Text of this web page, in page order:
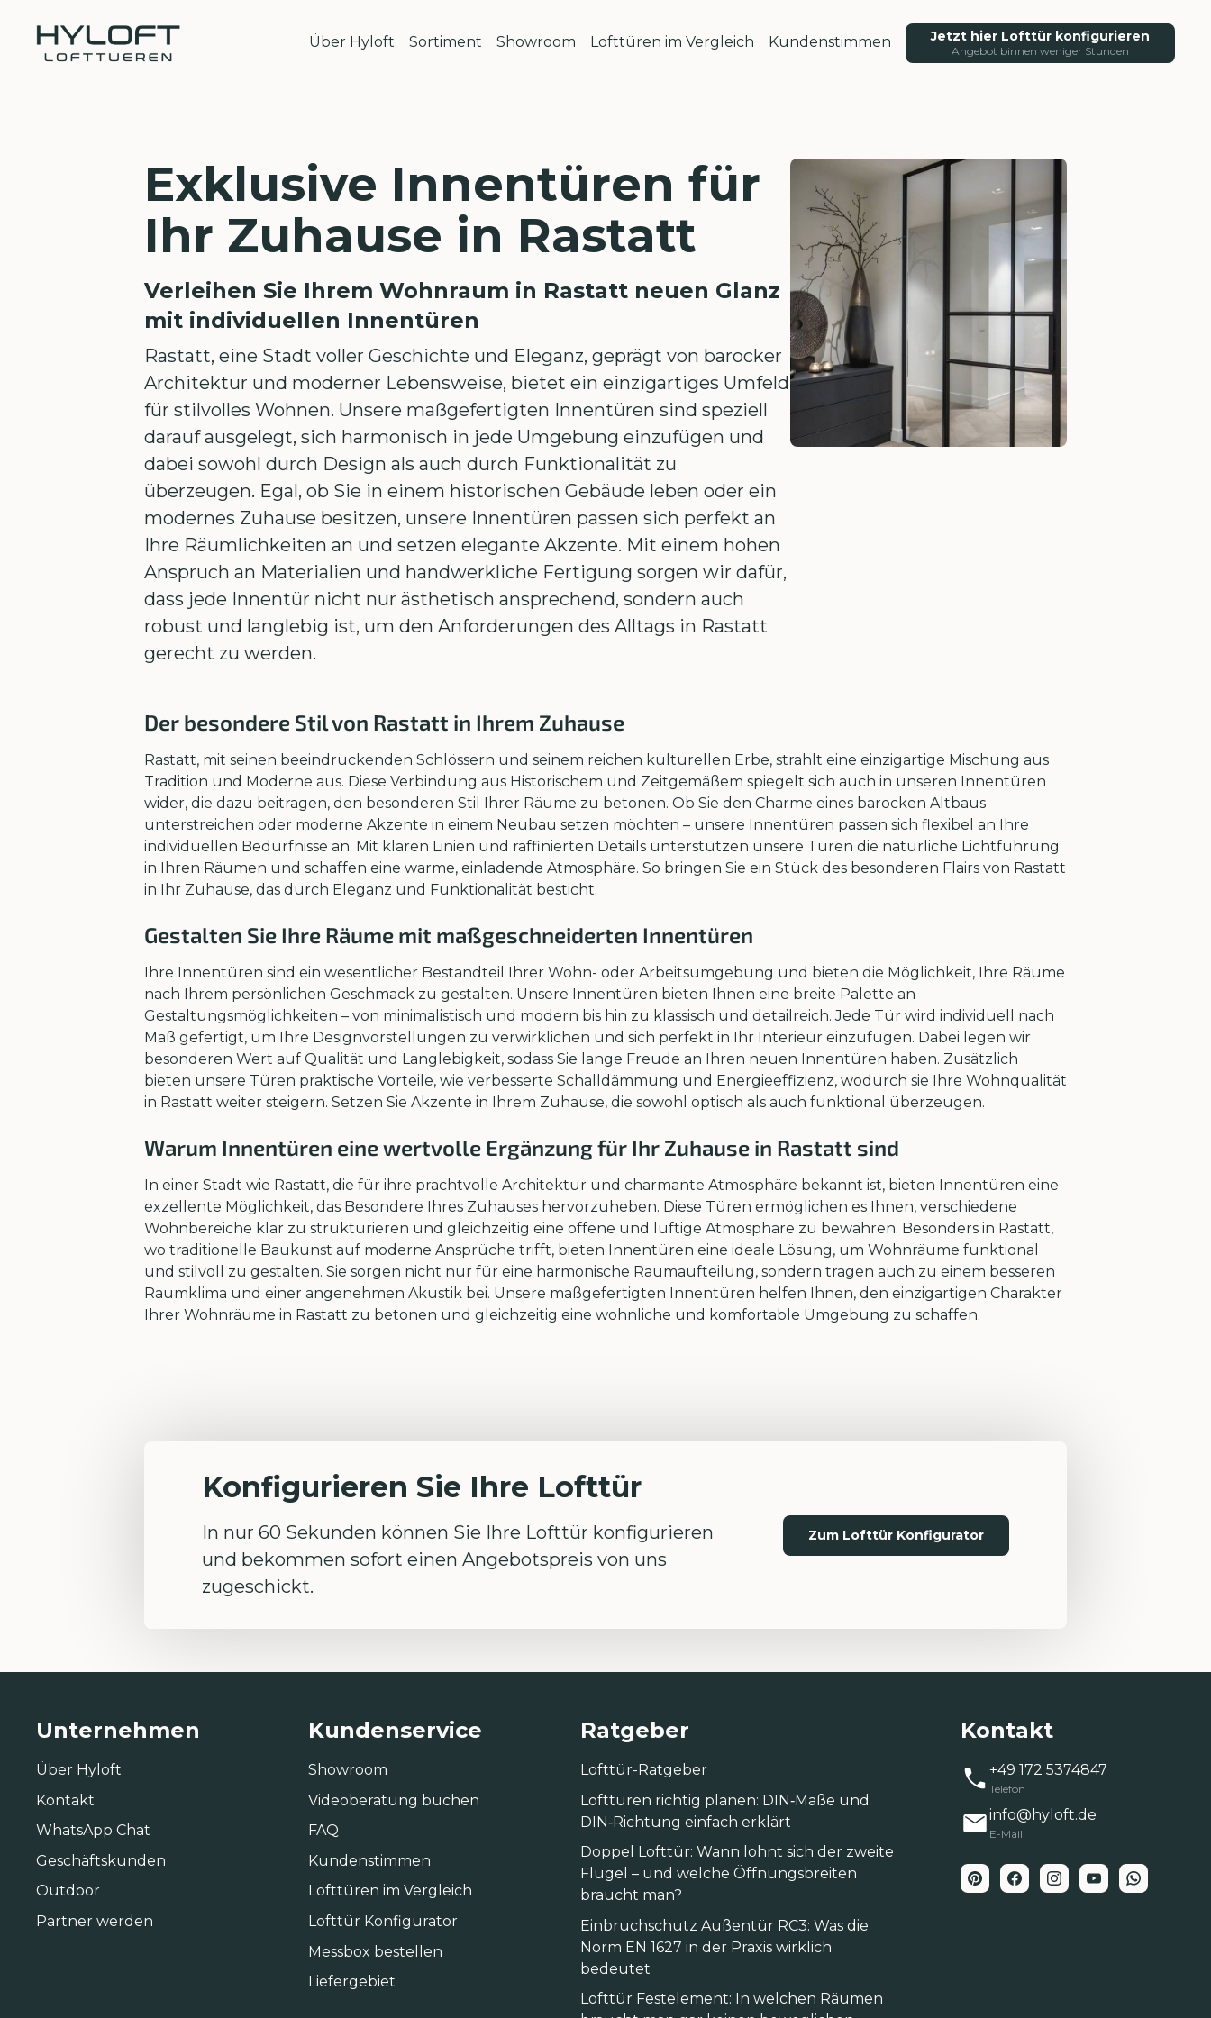
Über Hyloft Sortiment Showroom Lofttüren im Vergleich Kundenstimmen Jetzt hier Lofttür konfigurieren
Angebot binnen weniger Stunden
Exklusive Innentüren für
Ihr Zuhause in Rastatt
Verleihen Sie Ihrem Wohnraum in Rastatt neuen Glanz
mit individuellen Innentüren
Rastatt, eine Stadt voller Geschichte und Eleganz, geprägt von barocker
Architektur und moderner Lebensweise, bietet ein einzigartiges Umfeld
für stilvolles Wohnen. Unsere maßgefertigten Innentüren sind speziell
darauf ausgelegt, sich harmonisch in jede Umgebung einzufügen und
dabei sowohl durch Design als auch durch Funktionalität zu
überzeugen. Egal, ob Sie in einem historischen Gebäude leben oder ein
modernes Zuhause besitzen, unsere Innentüren passen sich perfekt an
Ihre Räumlichkeiten an und setzen elegante Akzente. Mit einem hohen
Anspruch an Materialien und handwerkliche Fertigung sorgen wir dafür,
dass jede Innentür nicht nur ästhetisch ansprechend, sondern auch
robust und langlebig ist, um den Anforderungen des Alltags in Rastatt
gerecht zu werden.
Der besondere Stil von Rastatt in Ihrem Zuhause
Rastatt, mit seinen beeindruckenden Schlössern und seinem reichen kulturellen Erbe, strahlt eine einzigartige Mischung aus
Tradition und Moderne aus. Diese Verbindung aus Historischem und Zeitgemäßem spiegelt sich auch in unseren Innentüren
wider, die dazu beitragen, den besonderen Stil Ihrer Räume zu betonen. Ob Sie den Charme eines barocken Altbaus
unterstreichen oder moderne Akzente in einem Neubau setzen möchten – unsere Innentüren passen sich flexibel an Ihre
individuellen Bedürfnisse an. Mit klaren Linien und raffinierten Details unterstützen unsere Türen die natürliche Lichtführung
in Ihren Räumen und schaffen eine warme, einladende Atmosphäre. So bringen Sie ein Stück des besonderen Flairs von Rastatt
in Ihr Zuhause, das durch Eleganz und Funktionalität besticht.
Gestalten Sie Ihre Räume mit maßgeschneiderten Innentüren
Ihre Innentüren sind ein wesentlicher Bestandteil Ihrer Wohn- oder Arbeitsumgebung und bieten die Möglichkeit, Ihre Räume
nach Ihrem persönlichen Geschmack zu gestalten. Unsere Innentüren bieten Ihnen eine breite Palette an
Gestaltungsmöglichkeiten – von minimalistisch und modern bis hin zu klassisch und detailreich. Jede Tür wird individuell nach
Maß gefertigt, um Ihre Designvorstellungen zu verwirklichen und sich perfekt in Ihr Interieur einzufügen. Dabei legen wir
besonderen Wert auf Qualität und Langlebigkeit, sodass Sie lange Freude an Ihren neuen Innentüren haben. Zusätzlich
bieten unsere Türen praktische Vorteile, wie verbesserte Schalldämmung und Energieeffizienz, wodurch sie Ihre Wohnqualität
in Rastatt weiter steigern. Setzen Sie Akzente in Ihrem Zuhause, die sowohl optisch als auch funktional überzeugen.
Warum Innentüren eine wertvolle Ergänzung für Ihr Zuhause in Rastatt sind
In einer Stadt wie Rastatt, die für ihre prachtvolle Architektur und charmante Atmosphäre bekannt ist, bieten Innentüren eine
exzellente Möglichkeit, das Besondere Ihres Zuhauses hervorzuheben. Diese Türen ermöglichen es Ihnen, verschiedene
Wohnbereiche klar zu strukturieren und gleichzeitig eine offene und luftige Atmosphäre zu bewahren. Besonders in Rastatt,
wo traditionelle Baukunst auf moderne Ansprüche trifft, bieten Innentüren eine ideale Lösung, um Wohnräume funktional
und stilvoll zu gestalten. Sie sorgen nicht nur für eine harmonische Raumaufteilung, sondern tragen auch zu einem besseren
Raumklima und einer angenehmen Akustik bei. Unsere maßgefertigten Innentüren helfen Ihnen, den einzigartigen Charakter
Ihrer Wohnräume in Rastatt zu betonen und gleichzeitig eine wohnliche und komfortable Umgebung zu schaffen.
Konfigurieren Sie Ihre Lofttür
In nur 60 Sekunden können Sie Ihre Lofttür konfigurieren
und bekommen sofort einen Angebotspreis von uns
zugeschickt.
Zum Lofttür Konfigurator
Unternehmen
Über Hyloft
Kontakt
WhatsApp Chat
Geschäftskunden
Outdoor
Partner werden
Kundenservice
Showroom
Videoberatung buchen
FAQ
Kundenstimmen
Lofttüren im Vergleich
Lofttür Konfigurator
Messbox bestellen
Liefergebiet
Ratgeber
Lofttür-Ratgeber
Lofttüren richtig planen: DIN‑Maße und
DIN‑Richtung einfach erklärt
Doppel Lofttür: Wann lohnt sich der zweite
Flügel – und welche Öffnungsbreiten
braucht man?
Einbruchschutz Außentür RC3: Was die
Norm EN 1627 in der Praxis wirklich
bedeutet
Lofttür Festelement: In welchen Räumen
Kontakt
+49 172 5374847
Telefon
info@hyloft.de
E-Mail